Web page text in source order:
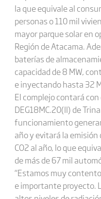
la que equivale al
personas o 110 mil
mayor parque solar en
Región de Atacama.
baterías de
capacidad de 8 MW,
e inyectando hasta 32
El complejo contará
DEG18MC.20(II) de
funcionamiento
año y evitará la
CO2 al año, lo que
de más de 67 mil
“Estamos muy
e importante proyecto.